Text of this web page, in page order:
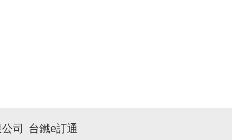
司 台鐵e訂通